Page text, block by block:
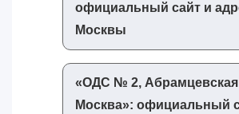
официальный сайт и
Москвы
«‎ОДС № 2, Абрамцевская
Москва»‎: официальный